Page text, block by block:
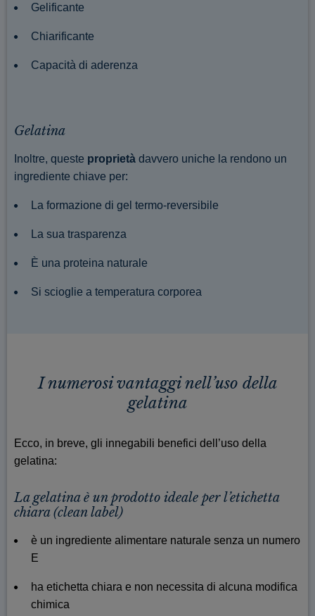
Gelificante
Chiarificante
Capacità di aderenza
Gelatina
Inoltre, queste proprietàdavvero uniche la rendono un
ingrediente chiave per:
La formazione di gel termo-reversibile
La sua trasparenza
È una proteina naturale
Si scioglie a temperatura corporea
I numerosi vantaggi nell’uso della
gelatina
Ecco, in breve, gli innegabili benefici dell’uso della
gelatina:
La gelatina è un prodotto ideale per l’etichetta
chiara (clean label)
è un ingrediente alimentare naturale senza un numero
E
ha etichetta chiara e non necessita di alcuna modifica
chimica